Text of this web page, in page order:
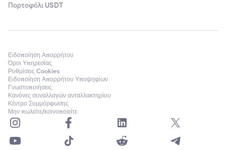
Πορτοφόλι USDT
Ειδοποίηση Απορρήτου
Όροι Υπηρεσίας
Ρυθμίσεις Cookies
Ειδοποίηση Απορρήτου Υποψηφίων
Γνωστοποιήσεις
Κανόνες συναλλαγών ανταλλακτηρίου
Κέντρο Συμμόρφωσης
Μην πωλείτε/κοινοποιείτε